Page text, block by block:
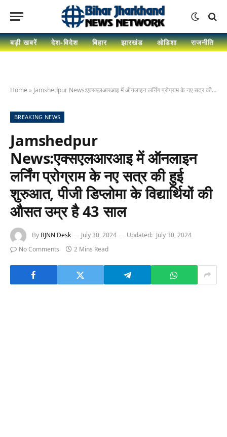
बड़ी खबरें देश-विदेश बिहार झारखंड ओडिशा राजनीति
Home » Jamshedpur News:एक्सएलआरआइ में ऑनलाइन लर्निंग प्रोग्राम के नए सत्र की हुई शुरुआत, पीजी डिप्लोमा के विद्यार्थियों की औसत उम्र है 43 साल
BREAKING NEWS
Jamshedpur
News:एक्सएलआरआइ में ऑनलाइन
लर्निंग प्रोग्राम के नए सत्र की हुई
शुरुआत, पीजी डिप्लोमा के विद्यार्थियों की
औसत उम्र है 43 साल
By BJNN Desk July 30, 2024 Updated: July 30, 2024
No Comments
2 Mins Read